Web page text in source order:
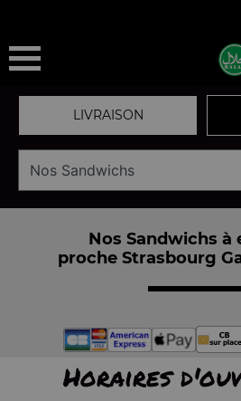
LIVRAISON
Nos Sandwichs à
proche Strasbourg
Horaires